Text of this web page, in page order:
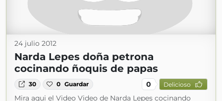
24 julio 2012
Narda Lepes doña petrona
cocinando ñoquis de papas
30 0 Guardar 0 Delicioso
Mira aqui el Video Video de Narda Lepes cocinando